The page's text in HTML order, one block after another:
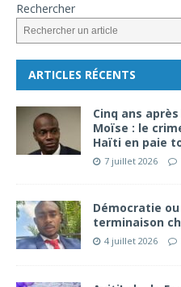
Rechercher
ARTICLES RÉCENTS
Cinq ans
Moïse : le
Haïti en paie
7 juillet 2026
Démocratie
terminaison
4 juillet 2026